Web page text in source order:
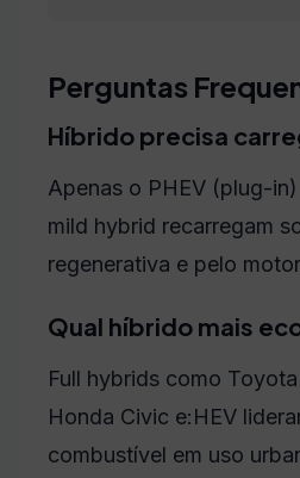
Perguntas
Híbrido precisa
Apenas o PHEV (plug-
mild hybrid recarregam
regenerativa e pelo
Qual híbrido mais
Full hybrids como
Honda Civic e:HEV
combustível em uso